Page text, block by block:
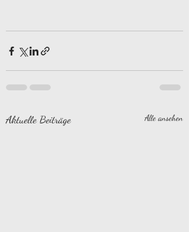
Aktuelle Beiträge Alle ansehen